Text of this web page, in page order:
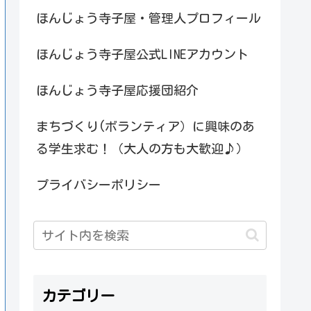
ほんじょう寺子屋・管理人プロフィール
ほんじょう寺子屋公式LINEアカウント
ほんじょう寺子屋応援団紹介
まちづくり(ボランティア）に興味のあ
る学生求む！（大人の方も大歓迎♪）
プライバシーポリシー
カテゴリー